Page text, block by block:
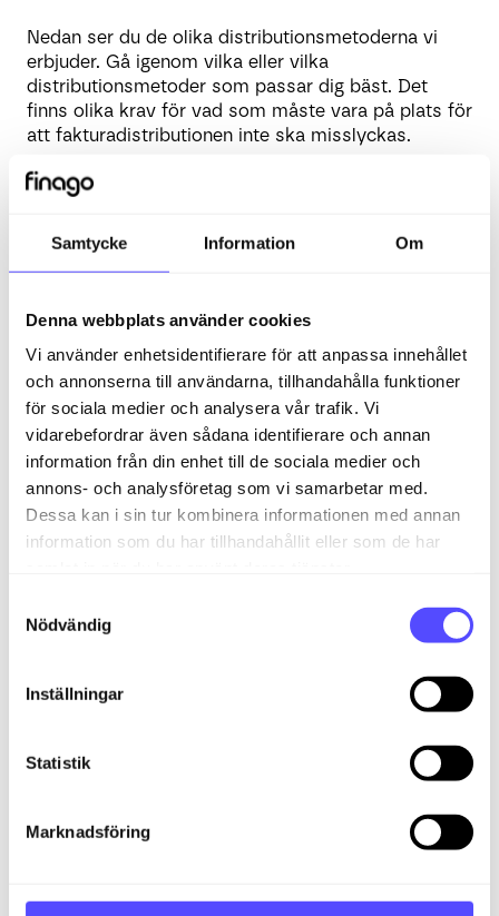
Samtycke Information Om
Denna webbplats använder cookies
Vi använder enhetsidentifierare för att anpassa innehållet
och annonserna till användarna, tillhandahålla funktioner
för sociala medier och analysera vår trafik. Vi
vidarebefordrar även sådana identifierare och annan
information från din enhet till de sociala medier och
annons- och analysföretag som vi samarbetar med.
Dessa kan i sin tur kombinera informationen med annan
information som du har tillhandahållit eller som de har
Nödvändig
Inställningar
Statistik
Marknadsföring
Nedan ser du de olika distributionsmetoderna vi
erbjuder. Gå igenom vilka eller vilka
distributionsmetoder som passar dig bäst. Det
finns olika krav för vad som måste vara på plats för
att fakturadistributionen inte ska misslyckas.
Elektronisk faktura (EHF)
E-post
AutoPost
eFaktura
AvtaleGiro
Hur kommer jag igång med procentuellt momsavdrag i
Kom igång med onboarding via Excel import
Kom igång med den nya faktureringsmodulen!